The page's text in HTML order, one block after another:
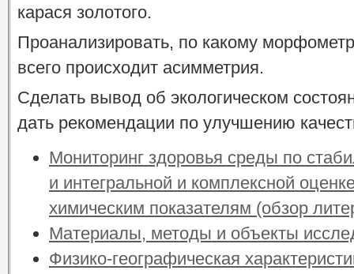
карася золотого.
Проанализировать, по какому
всего происходит асимметрия.
Сделать вывод об экологическом
дать рекомендации по улучшению
Мониторинг здоровья среды по
и интегральной и комплексной
химическим показателям (обзор
Материалы, методы и объекты
Физико-географическая